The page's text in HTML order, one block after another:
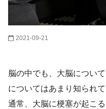
2021-09-21
脳の中でも、大脳につい
についてはあまり知られ
通常、大脳に梗塞が起こ